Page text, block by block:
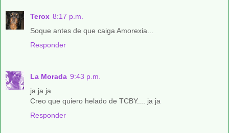
Terox 8:17 p.m.
Soque antes de que caiga Amorexia...
Responder
La Morada 9:43 p.m.
ja ja ja
Creo que quiero helado de TCBY.... ja ja
Responder